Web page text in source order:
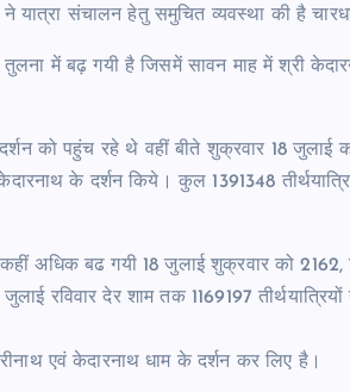
यात्रा संचालन हेतु समुचित व्यवस्था की है
तुलना में बढ़ गयी है जिसमें सावन माह में श्री
को पहुंच रहे थे वहीं बीते शुक्रवार 18 जुलाई
के दर्शन‌ किये। कुल 1391348
कहीं अधिक बढ गयी 18 जुलाई शुक्रवार को 2162,
रविवार देर शाम तक 1169197
एवं केदारनाथ धाम के दर्शन कर लिए है।